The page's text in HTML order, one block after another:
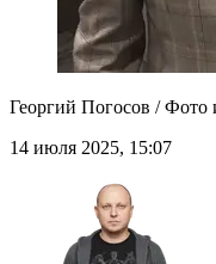
Георгий Погосов / Фото
14 июля 2025, 15:07